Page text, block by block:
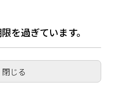
じめての親子じてんし
あいセンター/あいてら
を過ぎています。
閉じる